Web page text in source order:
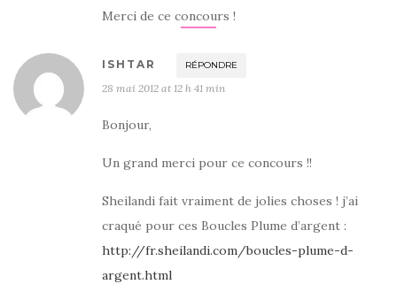
Merci de ce concours !
ISHTAR RÉPONDRE
28 mai 2012 at 12 h 41 min
Bonjour,
Un grand merci pour ce concours !!
Sheilandi fait vraiment de jolies choses ! j’ai
craqué pour ces Boucles Plume d’argent :
http://fr.sheilandi.com/boucles-plume-d-
argent.html